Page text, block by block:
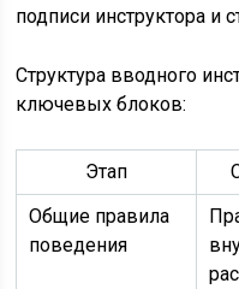
подписи инструктора и
Структура вводного
ключевых блоков:
Этап
Общие правила
поведения